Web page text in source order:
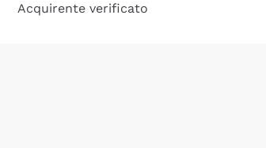
Acquirente verificato